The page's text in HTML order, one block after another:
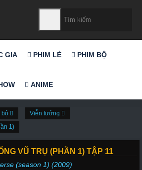
GIA PHIM LẺ PHIM BỘ
ANIME
bộ
Viễn tưởng
1)
VŨ TRỤ (PHẦN 1) TẬP 11
(season 1) (2009)